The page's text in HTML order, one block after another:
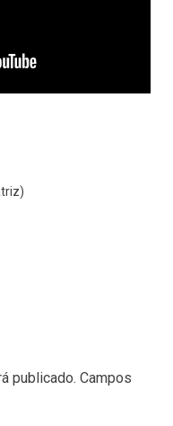
publicado. Campos